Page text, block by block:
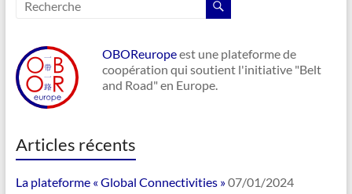
OBOReuropeest une plateforme de
coopération qui soutient l'initiative "Belt
and Road" en Europe.
Articles récents
La plateforme « Global Connectivities »07/01/2024